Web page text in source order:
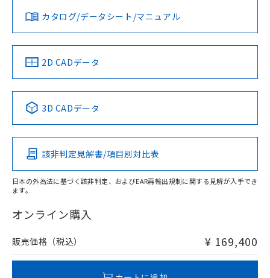
カタログ/データシート/マニュアル
2D CADデータ
3D CADデータ
該非判定見解書/項目別対比表
日本の外為法に基づく該非判定、およびEAR再輸出規制に関する見解が入手でき
ます。
オンライン購入
販売価格（税込） ¥ 169,400
指します。
ものではありません。
また、RoHS指令のフタル酸エステル類４
物質の対応では、対応完了までの期間は出
荷製品に未対応品が混在することから備考
り、2022年1月12日より割愛しておりま
す。